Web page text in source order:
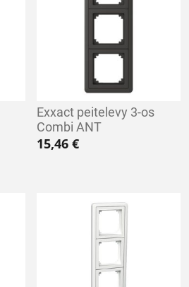
Exxact peitelevy 3-os
Combi ANT
15,46€